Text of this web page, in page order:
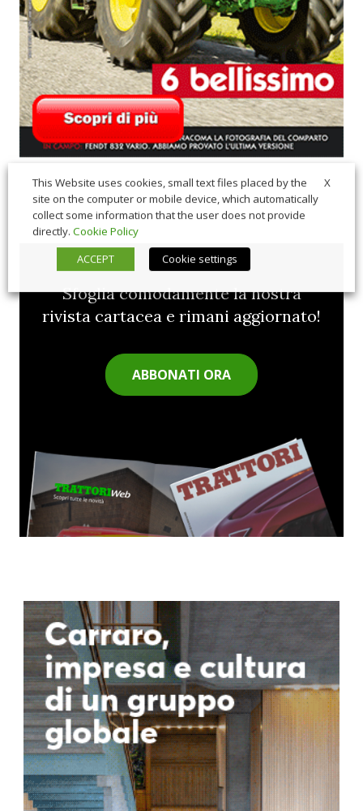
Sfoglia comodamente la nostra
rivista cartacea e rimani aggiornato!
ABBONATI ORA
X
This Website uses cookies, small text files placed by the
site on the computer or mobile device, which automatically
collect some information that the user does not provide
directly. Cookie Policy
ACCEPT
Cookie settings